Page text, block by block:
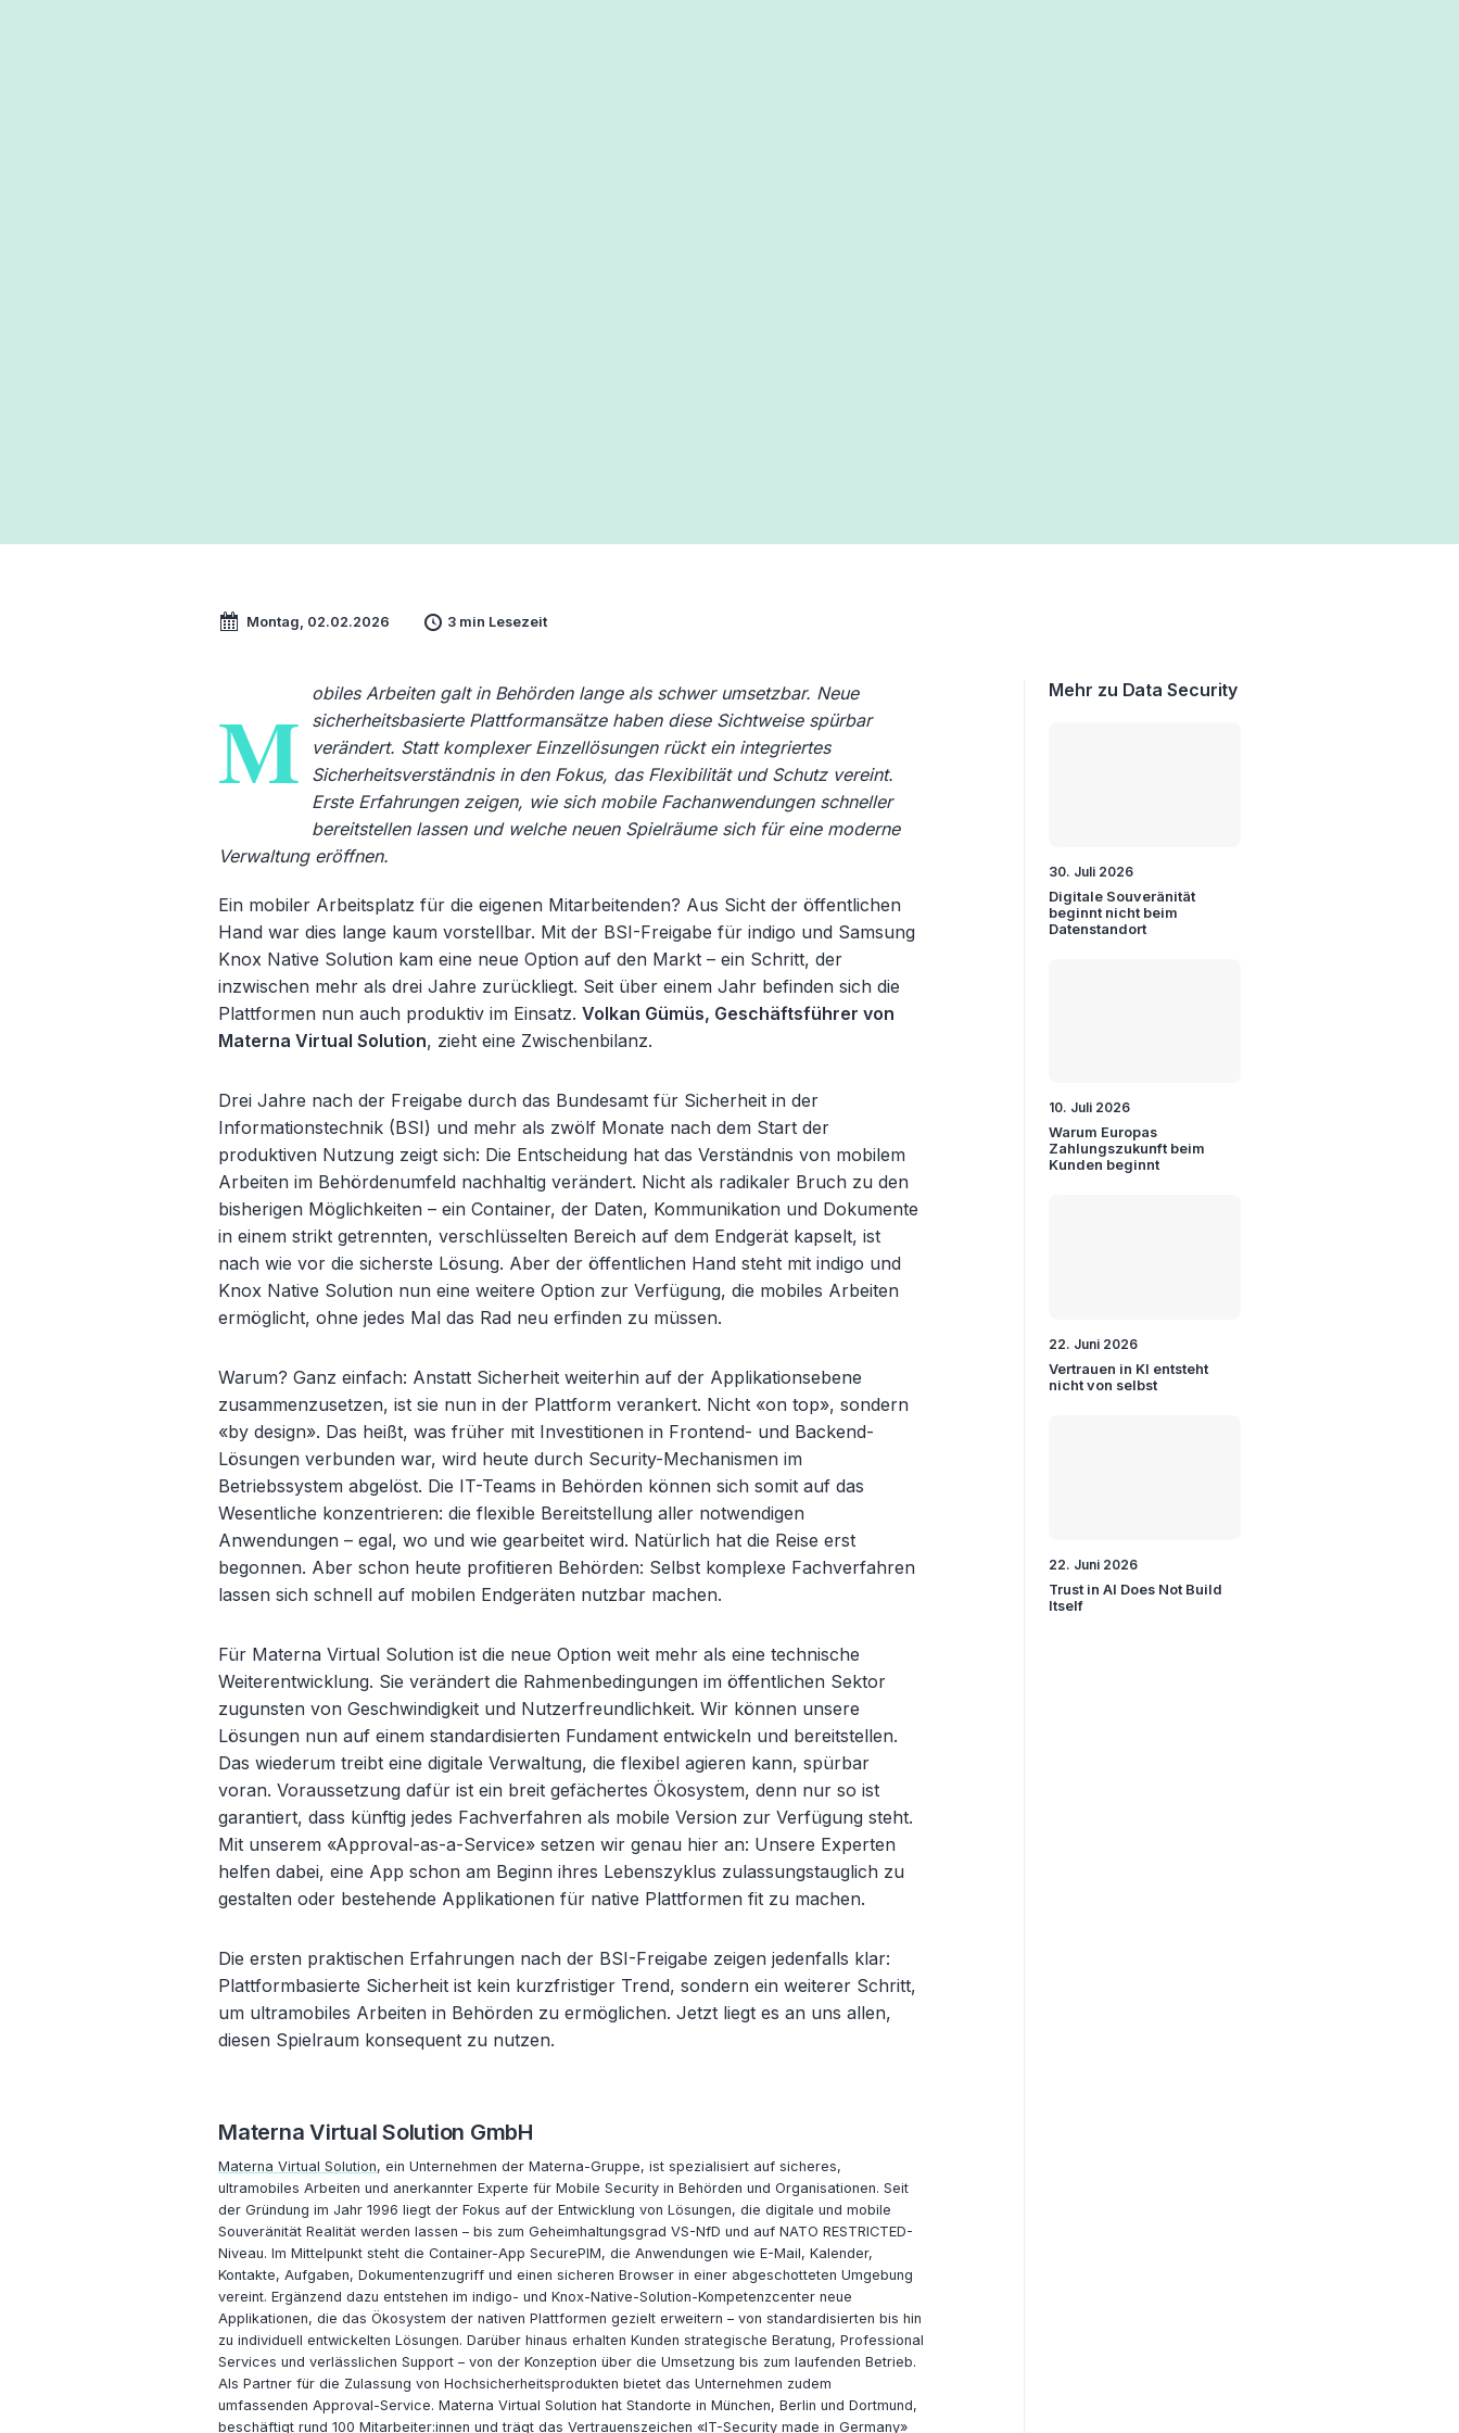
Montag, 02.02.2026 3 min Lesezeit
M
obiles Arbeiten galt in Behörden lange als schwer umsetzbar. Neue
sicherheitsbasierte Plattformansätze haben diese Sichtweise spürbar
verändert. Statt komplexer Einzellösungen rückt ein integriertes
Sicherheitsverständnis in den Fokus, das Flexibilität und Schutz vereint.
Erste Erfahrungen zeigen, wie sich mobile Fachanwendungen schneller
bereitstellen lassen und welche neuen Spielräume sich für eine moderne
Verwaltung eröffnen.
Ein mobiler Arbeitsplatz für die eigenen Mitarbeitenden? Aus Sicht der öffentlichen
Hand war dies lange kaum vorstellbar. Mit der BSI-Freigabe für indigo und Samsung
Knox Native Solution kam eine neue Option auf den Markt – ein Schritt, der
inzwischen mehr als drei Jahre zurückliegt. Seit über einem Jahr befinden sich die
Plattformen nun auch produktiv im Einsatz.Volkan Gümüs, Geschäftsführer von
Materna Virtual Solution, zieht eine Zwischenbilanz.
Drei Jahre nach der Freigabe durch das Bundesamt für Sicherheit in der
Informationstechnik (BSI) und mehr als zwölf Monate nach dem Start der
produktiven Nutzung zeigt sich: Die Entscheidung hat das Verständnis von mobilem
Arbeiten im Behördenumfeld nachhaltig verändert. Nicht als radikaler Bruch zu den
bisherigen Möglichkeiten – ein Container, der Daten, Kommunikation und Dokumente
in einem strikt getrennten, verschlüsselten Bereich auf dem Endgerät kapselt, ist
nach wie vor die sicherste Lösung. Aber der öffentlichen Hand steht mit indigo und
Knox Native Solution nun eine weitere Option zur Verfügung, die mobiles Arbeiten
ermöglicht, ohne jedes Mal das Rad neu erfinden zu müssen.
Warum? Ganz einfach: Anstatt Sicherheit weiterhin auf der Applikationsebene
zusammenzusetzen, ist sie nun in der Plattform verankert. Nicht «on top», sondern
«by design». Das heißt, was früher mit Investitionen in Frontend- und Backend-
Lösungen verbunden war, wird heute durch Security-Mechanismen im
Betriebssystem abgelöst. Die IT-Teams in Behörden können sich somit auf das
Wesentliche konzentrieren: die flexible Bereitstellung aller notwendigen
Anwendungen – egal, wo und wie gearbeitet wird. Natürlich hat die Reise erst
begonnen. Aber schon heute profitieren Behörden: Selbst komplexe Fachverfahren
lassen sich schnell auf mobilen Endgeräten nutzbar machen.
Für Materna Virtual Solution ist die neue Option weit mehr als eine technische
Weiterentwicklung. Sie verändert die Rahmenbedingungen im öffentlichen Sektor
zugunsten von Geschwindigkeit und Nutzerfreundlichkeit. Wir können unsere
Lösungen nun auf einem standardisierten Fundament entwickeln und bereitstellen.
Das wiederum treibt eine digitale Verwaltung, die flexibel agieren kann, spürbar
voran. Voraussetzung dafür ist ein breit gefächertes Ökosystem, denn nur so ist
garantiert, dass künftig jedes Fachverfahren als mobile Version zur Verfügung steht.
Mit unserem «Approval-as-a-Service» setzen wir genau hier an: Unsere Experten
helfen dabei, eine App schon am Beginn ihres Lebenszyklus zulassungstauglich zu
gestalten oder bestehende Applikationen für native Plattformen fit zu machen.
Die ersten praktischen Erfahrungen nach der BSI-Freigabe zeigen jedenfalls klar:
Plattformbasierte Sicherheit ist kein kurzfristiger Trend, sondern ein weiterer Schritt,
um ultramobiles Arbeiten in Behörden zu ermöglichen. Jetzt liegt es an uns allen,
diesen Spielraum konsequent zu nutzen.
Materna Virtual Solution GmbH
Materna Virtual Solution, ein Unternehmen der Materna-Gruppe, ist spezialisiert auf sicheres,
ultramobiles Arbeiten und anerkannter Experte für Mobile Security in Behörden und Organisationen. Seit
der Gründung im Jahr 1996 liegt der Fokus auf der Entwicklung von Lösungen, die digitale und mobile
Souveränität Realität werden lassen – bis zum Geheimhaltungsgrad VS-NfD und auf NATO RESTRICTED-
Niveau. Im Mittelpunkt steht die Container-App SecurePIM, die Anwendungen wie E-Mail, Kalender,
Kontakte, Aufgaben, Dokumentenzugriff und einen sicheren Browser in einer abgeschotteten Umgebung
vereint. Ergänzend dazu entstehen im indigo- und Knox-Native-Solution-Kompetenzcenter neue
Applikationen, die das Ökosystem der nativen Plattformen gezielt erweitern – von standardisierten bis hin
zu individuell entwickelten Lösungen. Darüber hinaus erhalten Kunden strategische Beratung, Professional
Services und verlässlichen Support – von der Konzeption über die Umsetzung bis zum laufenden Betrieb.
Als Partner für die Zulassung von Hochsicherheitsprodukten bietet das Unternehmen zudem
umfassenden Approval-Service. Materna Virtual Solution hat Standorte in München, Berlin und Dortmund,
beschäftigt rund 100 Mitarbeiter:innen und trägt das Vertrauenszeichen «IT-Security made in Germany»
Mehr zu Data Security
30. Juli 2026
Digitale Souveränität
beginnt nicht beim
Datenstandort
10. Juli 2026
Warum Europas
Zahlungszukunft beim
Kunden beginnt
22. Juni 2026
Vertrauen in KI entsteht
nicht von selbst
22. Juni 2026
Trust in AI Does Not Build
Itself